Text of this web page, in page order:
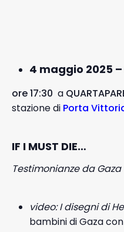
4 maggio 2025 –
ore17:30 a
stazione di Porta
IF I MUST DIE…
Testimonianze da Gaza
video: I disegni di
bambini di Gaza